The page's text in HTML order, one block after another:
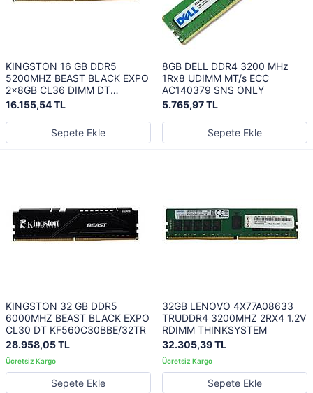
KINGSTON 16 GB DDR5
5200MHZ BEAST BLACK EXPO
2x8GB CL36 DIMM DT
KF552C36BBEK2/16TR
16.155,54 TL
Sepete Ekle
8GB DELL DDR4 3200 MHz
1Rx8 UDIMM MT/s ECC
AC140379 SNS ONLY
5.765,97 TL
Sepete Ekle
KINGSTON 32 GB DDR5
6000MHZ BEAST BLACK EXPO
CL30 DT KF560C30BBE/32TR
28.958,05 TL
Sepete Ekle
32GB LENOVO 4X77A08633
TRUDDR4 3200MHZ 2RX4 1.2V
RDIMM THINKSYSTEM
32.305,39 TL
Sepete Ekle